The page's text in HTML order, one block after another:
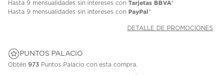
Hasta 9 mensualidades sin intereses con Tarjetas BBVA*
Hasta 9 mensualidades sin intereses con PayPal*
DETALLE DE PROMOCIONES
PUNTOS PALACIO
Obtén 973 Puntos Palacio con esta compra.